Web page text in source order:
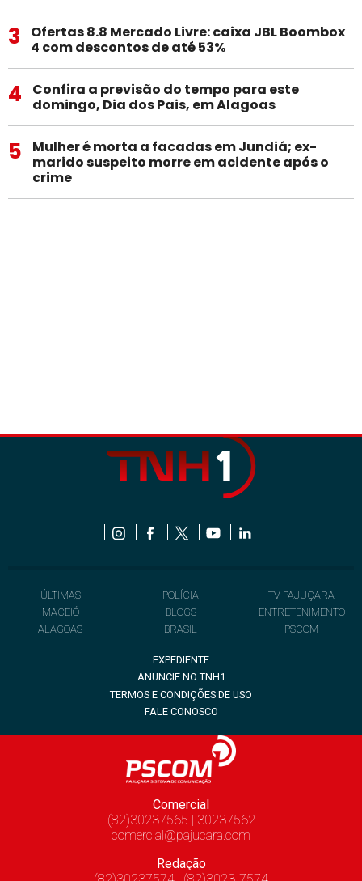
3
Ofertas 8.8 Mercado Livre: caixa JBL Boombox
4 com descontos de até 53%
4
Confira a previsão do tempo para este
domingo, Dia dos Pais, em Alagoas
5
Mulher é morta a facadas em Jundiá; ex-
marido suspeito morre em acidente após o
crime
ÚLTIMAS
MACEIÓ
ALAGOAS
POLÍCIA
BLOGS
BRASIL
TV PAJUÇARA
ENTRETENIMENTO
PSCOM
EXPEDIENTE
ANUNCIE NO TNH1
TERMOS E CONDIÇÕES DE USO
FALE CONOSCO
Comercial
(82)30237565 | 30237562
comercial@pajucara.com
Redação